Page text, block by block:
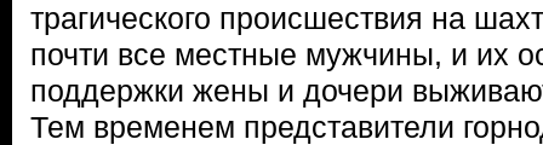
трагического происшествия на
почти все местные мужчины, и их
поддержки жены и дочери
Тем временем представители